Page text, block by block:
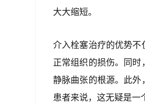
大大缩短。
介入栓塞治疗的优势不
正常组织的损伤。同
静脉曲张的根源。此外
患者来说，这无疑是一